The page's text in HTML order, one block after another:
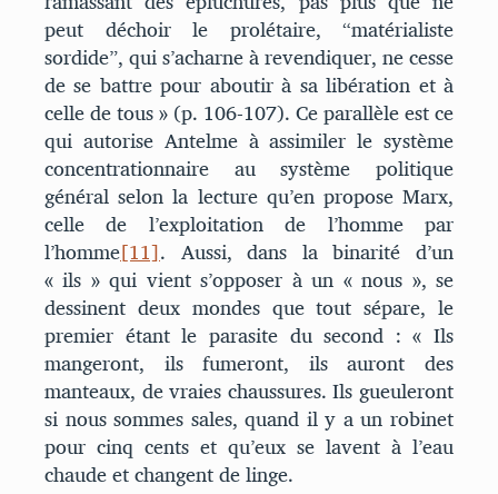
peut déchoir le prolétaire, “matérialiste
sordide”, qui s’acharne à revendiquer, ne cesse
de se battre pour aboutir à sa libération et à
celle de tous » (p. 106-107). Ce parallèle est ce
qui autorise Antelme à assimiler le système
concentrationnaire au système politique
général selon la lecture qu’en propose Marx,
celle de l’exploitation de l’homme par
l’homme[11]. Aussi, dans la binarité d’un
« ils » qui vient s’opposer à un « nous », se
dessinent deux mondes que tout sépare, le
premier étant le parasite du second : « Ils
mangeront, ils fumeront, ils auront des
manteaux, de vraies chaussures. Ils gueuleront
si nous sommes sales, quand il y a un robinet
pour cinq cents et qu’eux se lavent à l’eau
chaude et changent de linge.